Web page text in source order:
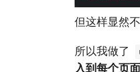
但这样显然
所以我做了
入到每个页